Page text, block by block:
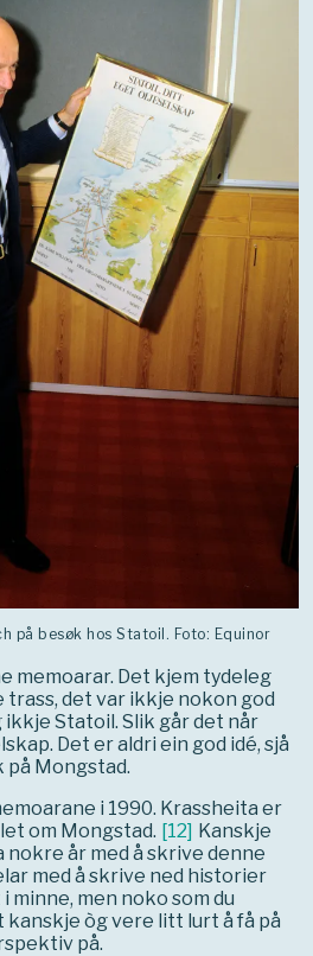
på besøk hos Statoil. Foto: Equinor
memoarar. Det kjem tydeleg
det var ikkje nokon god
ikkje Statoil. Slik går det når
Det er aldri ein god idé, sjå
Mongstad.
i 1990. Krassheita er
om Mongstad. [12] Kanskje
år med å skrive denne
med å skrive ned historier
minne, men noko som du
kanskje òg vere litt lurt å få på
på.